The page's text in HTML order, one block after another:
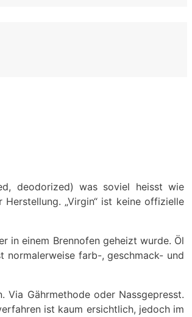
deodorized) was soviel heisst wie
„Virgin“ ist keine offizielle
in einem Brennofen geheizt wurde. Öl
normalerweise farb-, geschmack- und
Via Gährmethode oder Nassgepresst.
ist kaum ersichtlich, jedoch im